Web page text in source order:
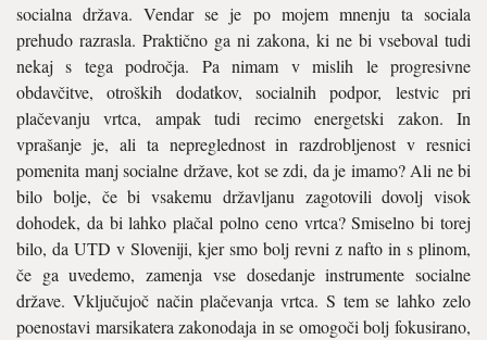
socialna država. Vendar se je po mojem mnenju ta sociala
prehudo razrasla. Praktično ga ni zakona, ki ne bi vseboval tudi
nekaj s tega področja. Pa nimam v mislih le progresivne
obdavčitve, otroških dodatkov, socialnih podpor, lestvic pri
plačevanju vrtca, ampak tudi recimo energetski zakon. In
vprašanje je, ali ta nepreglednost in razdrobljenost v resnici
pomenita manj socialne države, kot se zdi, da je imamo? Ali ne bi
bilo bolje, če bi vsakemu državljanu zagotovili dovolj visok
dohodek, da bi lahko plačal polno ceno vrtca? Smiselno bi torej
bilo, da UTD v Sloveniji, kjer smo bolj revni z nafto in s plinom,
če ga uvedemo, zamenja vse dosedanje instrumente socialne
države. Vključujoč način plačevanja vrtca. S tem se lahko zelo
poenostavi marsikatera zakonodaja in se omogoči bolj fokusirano,